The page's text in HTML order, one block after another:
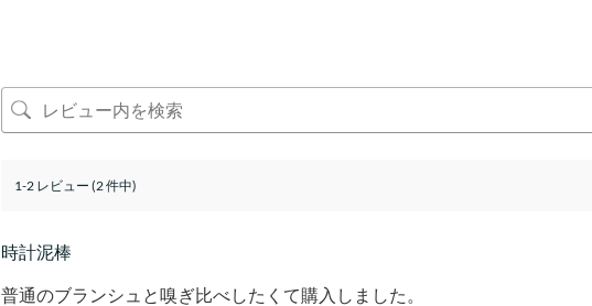
1-2 レビュー (2 件中)
時計泥棒
普通のブランシュと嗅ぎ比べしたくて購入しました。